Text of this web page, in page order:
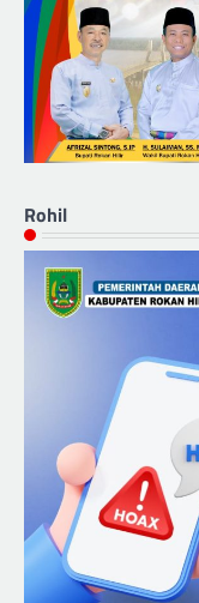
Rohil